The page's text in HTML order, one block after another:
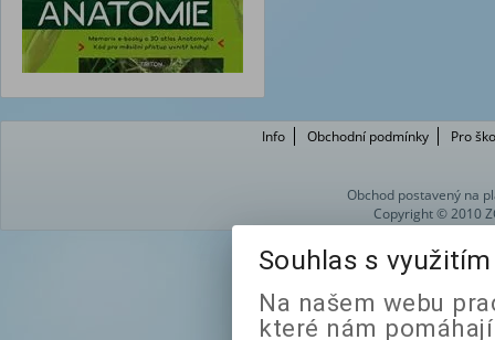
Info Obchodní podmínky Pro
Obchod postavený na
Copyright © 2010
Souhlas s
Na našem webu
které nám